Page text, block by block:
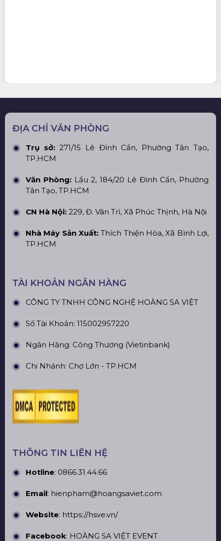
ĐỊA CHỈ VĂN PHÒNG
Trụ sở:271/15 Lê Đình Cẩn, Phường Tân Tạo,
TP.HCM
Văn Phòng:Lầu 2, 184/20 Lê Đình Cẩn, Phường
Tân Tạo, TP.HCM
CN Hà Nội: 229, Đ. Vân Trì, Xã Phúc Thịnh, Hà Nội
Nhà Máy Sản Xuất: Thích Thiện Hòa, Xã Bình Lợi,
TP.HCM
TÀI KHOẢN NGÂN HÀNG
CÔNG TY TNHH CÔNG NGHỆ HOÀNG SA VIỆT
Số Tài Khoản: 115002957220
Ngân Hàng: Công Thương (Vietinbank)
Chi Nhánh: Chợ Lớn - TP.HCM
THÔNG TIN LIÊN HỆ
Hotline: 0866.31.44.66
Email: hienpham@hoangsaviet.com
Website: https://hsve.vn/
Facebook: HOÀNG SA VIỆT EVENT